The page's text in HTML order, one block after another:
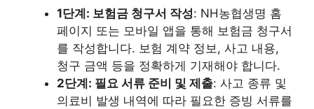
1단계: 보험금 청구서 작성: NH농협생명 홈
페이지 또는 모바일 앱을 통해 보험금 청구서
를 작성합니다. 보험 계약 정보, 사고 내용,
청구 금액 등을 정확하게 기재해야 합니다.
2단계: 필요 서류 준비 및 제출: 사고 종류 및
의료비 발생 내역에 따라 필요한 증빙 서류를